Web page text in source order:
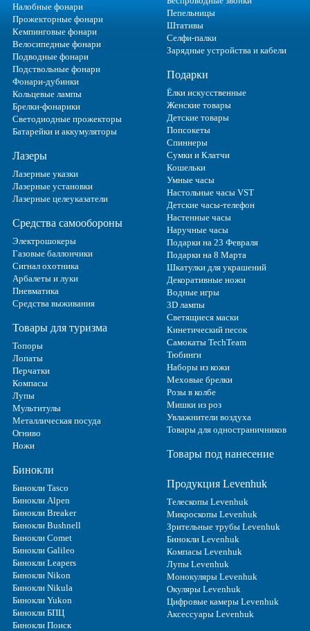
Налобные фонари
Прожекторные фонари
Кемпинговые фонари
Велосипедные фонари
Подводные фонари
Подствольные фонари
Фонари-дубинки
Кольцевые лампы
Брелки-фонарики
Светодиодные прожекторы
Батарейки и аккумуляторы
Лазеры
Лазерные указки
Лазерные установки
Лазерные целеуказатели
Средства самообороны
Электрошокеры
Газовые баллончики
Сигнал охотника
Арбалеты и луки
Пневматика
Средства выживания
Товары для туризма
Топоры
Лопаты
Перчатки
Компасы
Лупы
Мультитулы
Металлическая посуда
Огниво
Ножи
Бинокли
Бинокли Tasco
Бинокли Alpen
Бинокли Breaker
Бинокли Bushnell
Бинокли Comet
Бинокли Galileo
Бинокли Leapers
Бинокли Nikon
Бинокли Nikula
Бинокли Yukon
Бинокли БПЦ
Бинокли Поиск
Пепельницы
Штативы
Селфи-палки
Зарядные устройства и кабели
Подарки
Ёлки искусственные
Женские товары
Детские товары
Попсокеты
Спиннеры
Сумки и Клатчи
Кошельки
Умные часы
Настольные часы VST
Детские часы-телефон
Настенные часы
Наручные часы
Подарки на 23 Февраля
Подарки на 8 Марта
Шкатулки для украшений
Декоративные ножи
Водные игры
3D лампы
Светящиеся маски
Кинетический песок
Самокаты TechTeam
Тюбинги
Наборы из кожи
Меховые брелки
Розы в колбе
Мишки из роз
Увлажнители воздуха
Товары для одностраничников
Товары под нанесение
Продукция Levenhuk
Телескопы Levenhuk
Микроскопы Levenhuk
Зрительные трубы Levenhuk
Бинокли Levenhuk
Компасы Levenhuk
Лупы Levenhuk
Монокуляры Levenhuk
Окуляры Levenhuk
Цифровые камеры Levenhuk
Аксессуары Levenhuk